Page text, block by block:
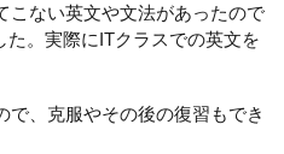
こない英文や文法があったので
。実際にITクラスでの英文を
で、克服やその後の復習もでき